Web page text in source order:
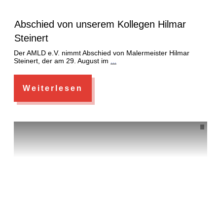
Abschied von unserem Kollegen Hilmar
Steinert
Der AMLD e.V. nimmt Abschied von Malermeister Hilmar
Steinert, der am 29. August im
Weiterlesen